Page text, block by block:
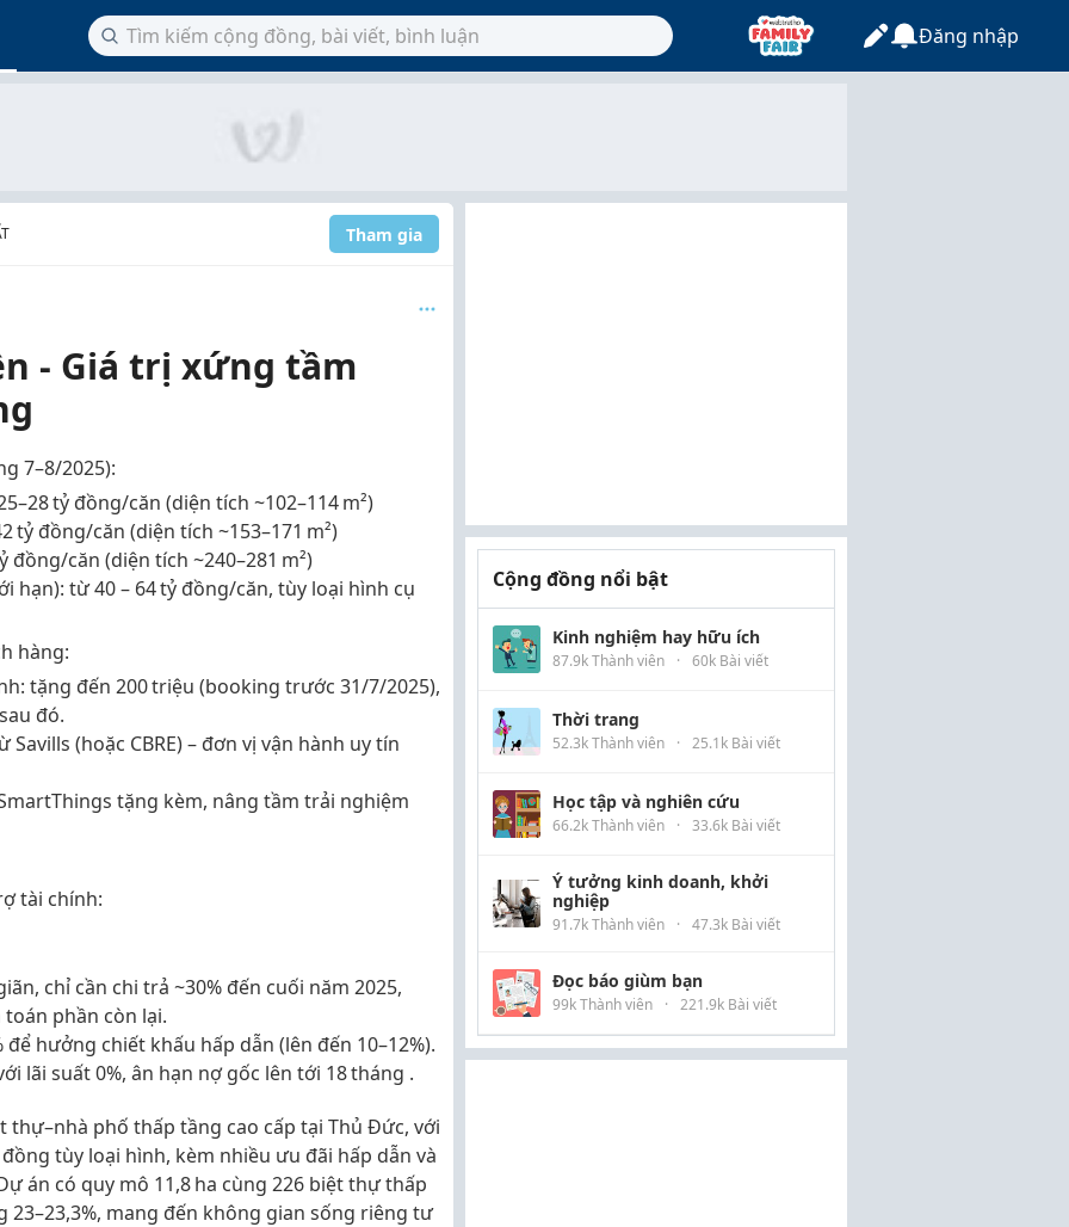
Đăng nhập
Tham gia
- Giá trị xứng tầm
7–8/2025):
tỷ đồng/căn (diện tích ~102–114 m²)
tỷ đồng/căn (diện tích ~153–171 m²)
đồng/căn (diện tích ~240–281 m²)
hạn): từ40 – 64 tỷ đồng/căn, tùy loại hình cụ
hàng:
: tặng đến 200 triệu (booking trước 31/7/2025),
đó.
Savills (hoặc CBRE) – đơn vị vận hành uy tín
tặng kèm, nâng tầm trải nghiệm
tài chính:
chỉ cần chi trả ~30% đến cuối năm 2025,
phần còn lại.
hưởng chiết khấu hấp dẫn (lên đến 10–12%).
lãi suất 0%, ân hạn nợ gốc lên tới 18 tháng .
thự–nhà phố thấp tầng cao cấp tại Thủ Đức, với
tùy loại hình, kèm nhiều ưu đãi hấp dẫn và
án có quy mô 11,8 ha cùng 226 biệt thự thấp
23–23,3%, mang đến không gian sống riêng tư
Cộng đồng nổi bật
Kinh nghiệm hay hữu ích
87.9k Thành viên · 60k Bài viết
Thời trang
52.3k Thành viên · 25.1k Bài viết
Học tập và nghiên cứu
66.2k Thành viên · 33.6k Bài viết
Ý tưởng kinh doanh, khởi
nghiệp
91.7k Thành viên · 47.3k Bài viết
Đọc báo giùm bạn
99k Thành viên · 221.9k Bài viết